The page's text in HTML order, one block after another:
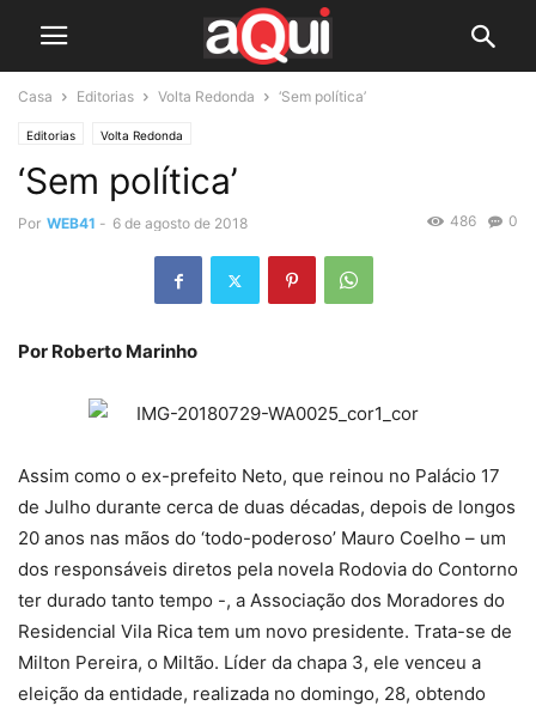
Casa Editorias Volta Redonda ‘Sem política’
Editorias Volta Redonda
‘Sem política’
Por WEB41 - 6 de agosto de 2018 0
486
Por Roberto Marinho
Assim como o ex-prefeito Neto, que reinou no Palácio 17
de Julho durante cerca de duas décadas, depois de longos
20 anos nas mãos do ‘todo-poderoso’ Mauro Coelho – um
dos responsáveis diretos pela novela Rodovia do Contorno
ter durado tanto tempo -, a Associação dos Moradores do
Residencial Vila Rica tem um novo presidente. Trata-se de
Milton Pereira, o Miltão. Líder da chapa 3, ele venceu a
eleição da entidade, realizada no domingo, 28, obtendo